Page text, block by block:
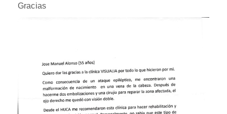
Gracias